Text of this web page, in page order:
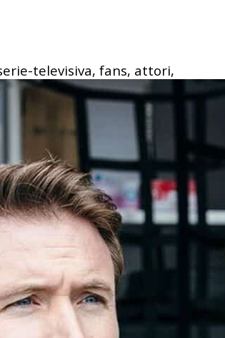
televisiva, fans, attori,